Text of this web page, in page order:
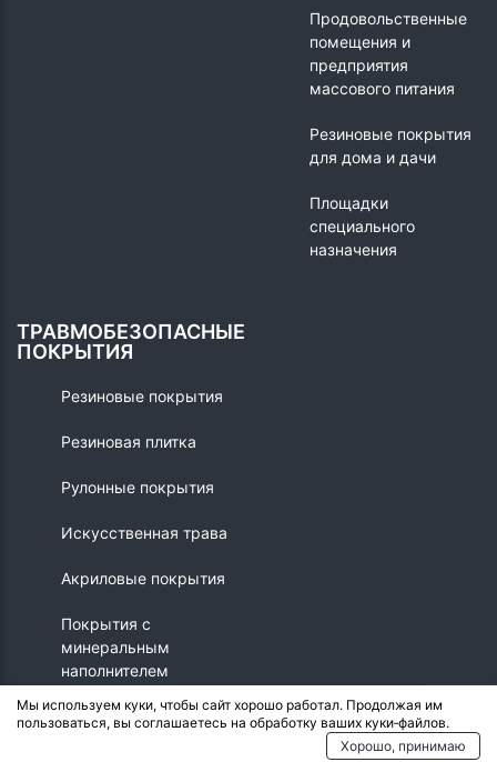
Продовольственные
помещения и
предприятия
массового питания
Резиновые покрытия
для дома и дачи
Площадки
специального
назначения
ТРАВМОБЕЗОПАСНЫЕ
ПОКРЫТИЯ
Резиновые покрытия
Резиновая плитка
Рулонные покрытия
Искусственная трава
Акриловые покрытия
Покрытия с
минеральным
наполнителем
Мы используем куки, чтобы сайт хорошо работал. Продолжая им
пользоваться, вы соглашаетесь на обработку ваших куки‑файлов.
Хорошо, принимаю